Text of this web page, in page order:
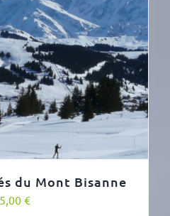
du Mont Bisanne
€